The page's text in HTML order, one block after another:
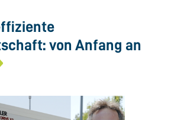
von Anfang an